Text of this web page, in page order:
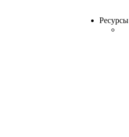
Ресурсы